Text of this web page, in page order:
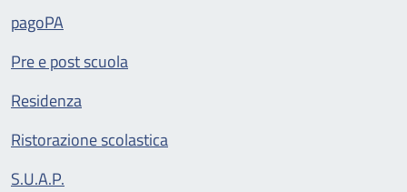
pagoPA
Pre e post scuola
Residenza
Ristorazione scolastica
S.U.A.P.